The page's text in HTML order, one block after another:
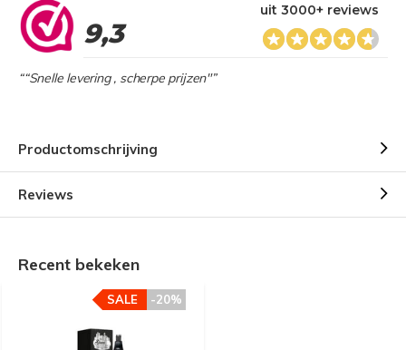
9,3
uit 3000+ reviews
““Snelle levering , scherpe prijzen"”
Productomschrijving
Reviews
Recent bekeken
-20%
SALE